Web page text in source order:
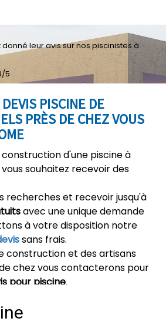
PISCINE DE
PRÈS DE CHEZ VOUS
construction d'une piscine à
souhaitez recevoir des
recherches et recevoir jusqu'à
avec une unique demande
à votre disposition notre
sans frais.
construction et des artisans
chez vous contacterons pour
pour piscine.
donné leuravis sur nos piscinistes à
/5